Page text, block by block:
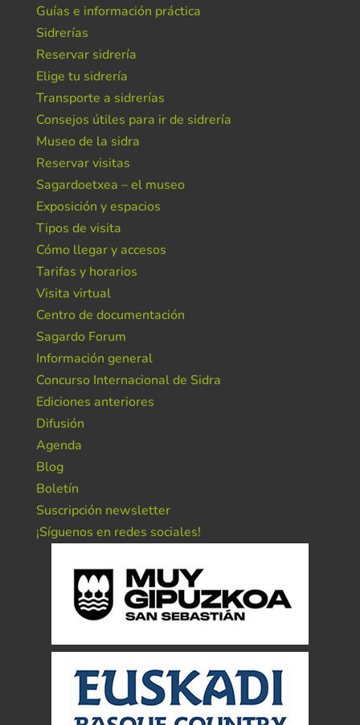
Guías e información práctica
Sidrerías
Reservar sidrería
Elige tu sidrería
Transporte a sidrerías
Consejos útiles para ir de sidrería
Museo de la sidra
Reservar visitas
Sagardoetxea – el museo
Exposición y espacios
Tipos de visita
Cómo llegar y accesos
Tarifas y horarios
Visita virtual
Centro de documentación
Sagardo Forum
Información general
Concurso Internacional de Sidra
Ediciones anteriores
Difusión
Agenda
Blog
Boletín
Suscripción newsletter
¡Síguenos en redes sociales!